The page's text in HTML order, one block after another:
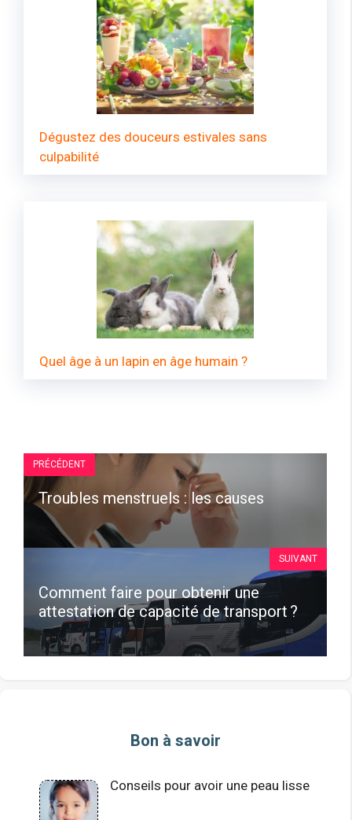
Dégustez des douceurs estivales sans
culpabilité
Quel âge à un lapin en âge humain ?
PRÉCÉDENT
Troubles menstruels : les causes
Comment faire pour obtenir une
attestation de capacité de transport ?
SUIVANT
Bon à savoir
Conseils pour avoir une peau lisse